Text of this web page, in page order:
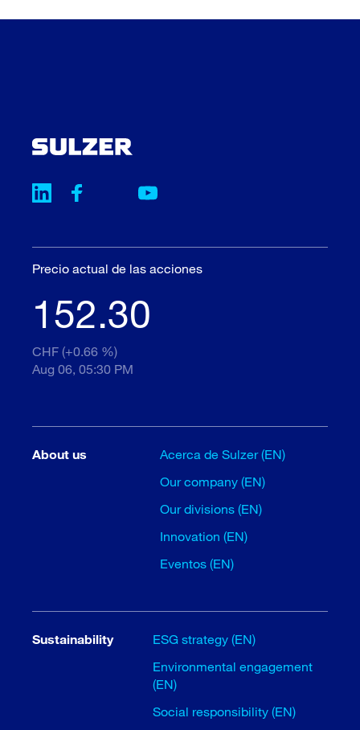
Precio actual de las acciones
152.30
CHF (+0.66 %)
Aug 06, 05:30 PM
About us
Acerca de Sulzer (EN)
Our company (EN)
Our divisions (EN)
Innovation (EN)
Eventos (EN)
Sustainability
ESG strategy (EN)
Environmental engagement
(EN)
Social responsibility (EN)